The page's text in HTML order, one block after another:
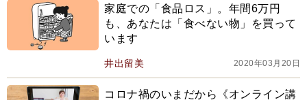
家庭での「食品ロス」。年間6万円
も、あなたは「食べない物」を買って
います
井出留美 2020年03月20日
コロナ禍のいまだから《オンライン講